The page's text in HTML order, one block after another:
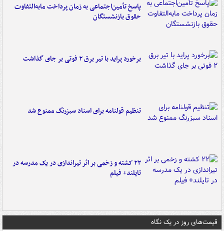
پاسخ تأمین‌اجتماعی به زمان پرداخت مابه‌التفاوت
حقوق بازنشستگان
برخورد پراید با تیر برق ۲ فوتی بر جای گذاشت
تنظیم قولنامه برای اسناد سبزرنگ ممنوع شد
۲۲ کشته و زخمی بر اثر تیراندازی در یک مدرسه در
تایلند+ فیلم
قیمت‌های روز در یک نگاه